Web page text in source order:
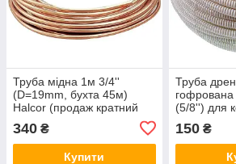
Труба мідна 1м 3/4''
(D=19mm, бухта 45м)
Halcor (продаж кратний
340 ₴
Купити
Труба
(5/8'') для
150₴